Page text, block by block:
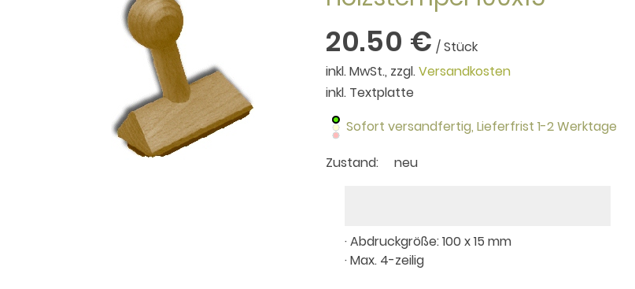
20.50 € / Stück
inkl. MwSt., zzgl.Versandkosten
inkl. Textplatte
Sofort versandfertig, Lieferfrist 1-2 Werktage
Zustand:
neu
· Abdruckgröße: 100 x 15 mm
· Max. 4-zeilig